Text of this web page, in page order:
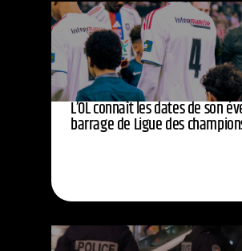
L’OL connaît les dates de son
barrage de Ligue des